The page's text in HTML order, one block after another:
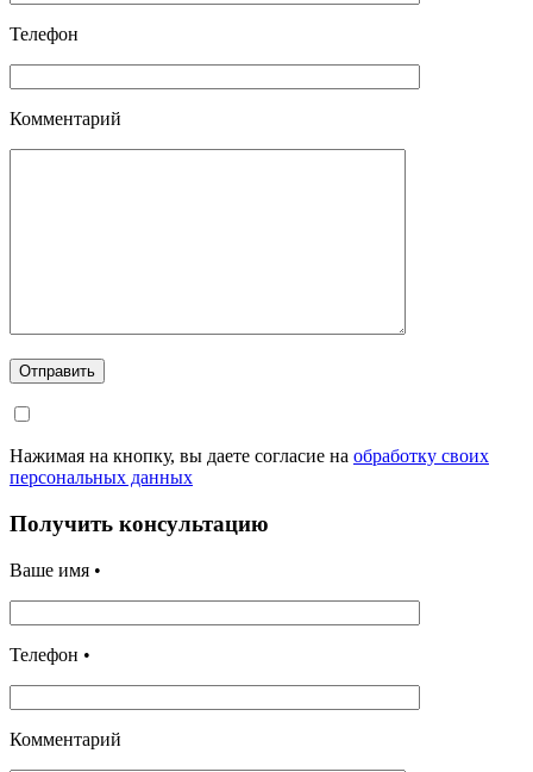
Телефон
Комментарий
Отправить
Нажимая на кнопку, вы даете согласие на обработку своих
персональных данных
Получить консультацию
Ваше имя •
Телефон •
Комментарий